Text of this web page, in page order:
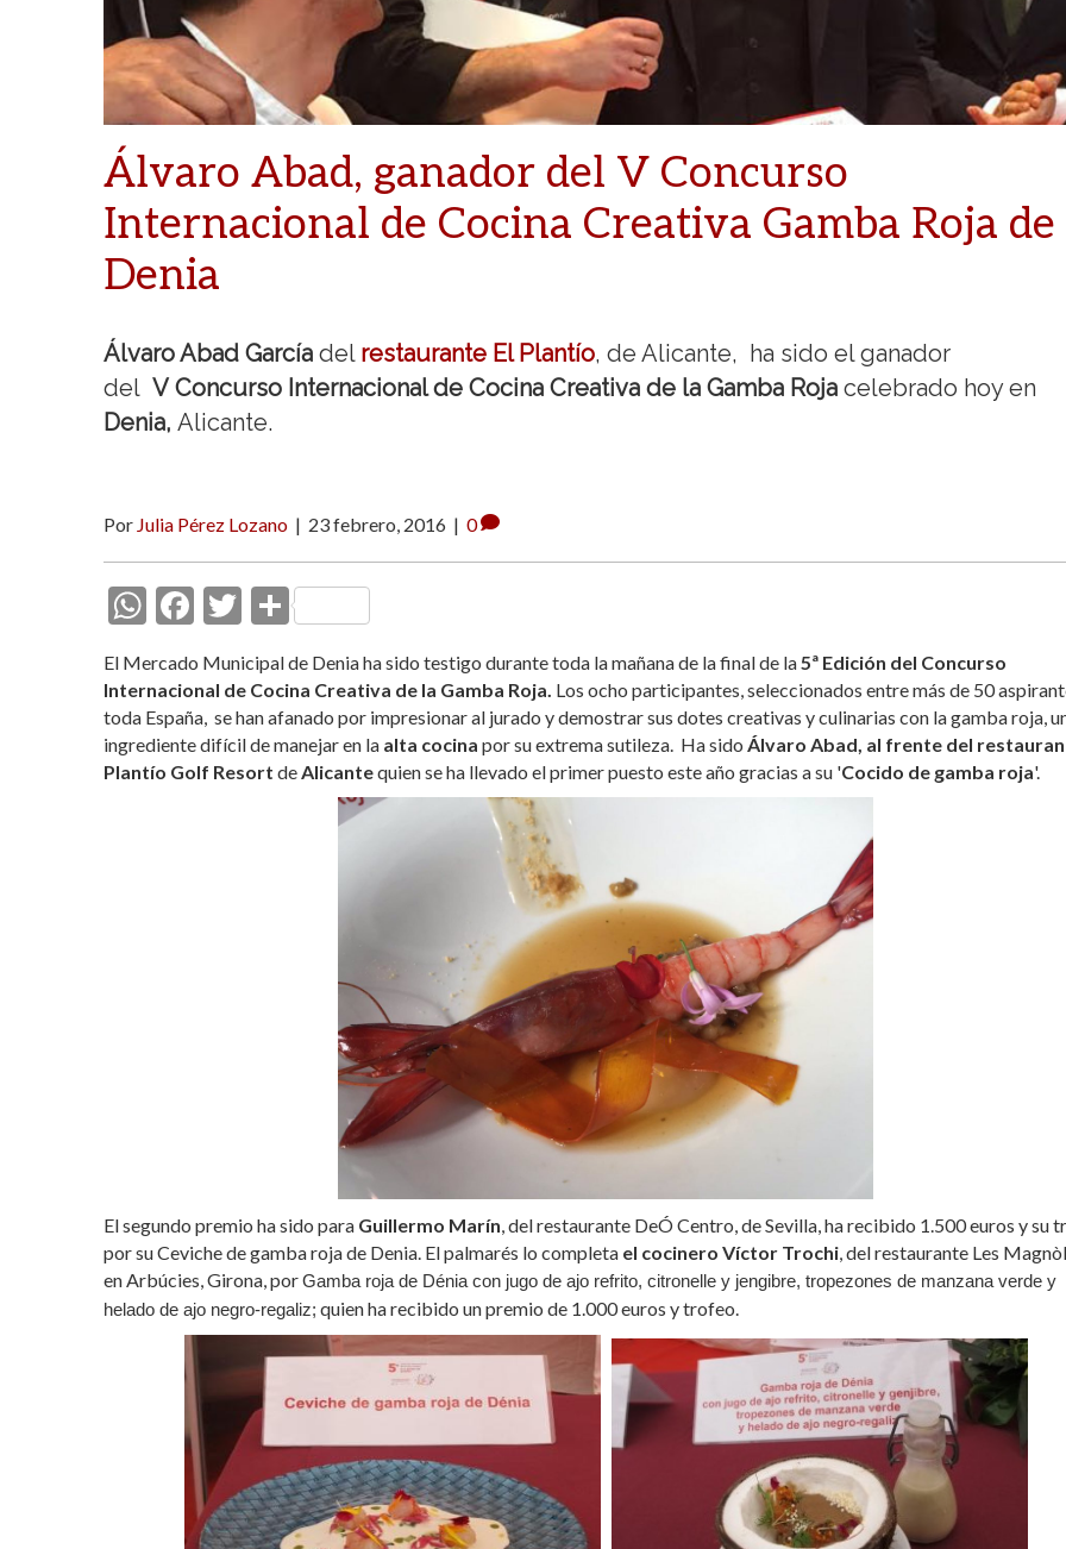
Álvaro Abad, ganador del V Concurso
Internacional de Cocina Creativa Gamba Roja de
Denia
Álvaro Abad García del restaurante El Plantío, de Alicante, ha sido el ganador
del V Concurso Internacional de Cocina Creativa de la Gamba Roja celebrado hoy en
Denia, Alicante.
Por Julia Pérez Lozano | 23 febrero, 2016 | 0
W
at
s
A
F
e
b
o
T
itt
er
C
m
p
ar
El Mercado Municipal de Denia ha sido testigo durante toda la mañana de la final de la5ª Edición del Concurso
Internacional de Cocina Creativa de la Gamba Roja. Los ocho participantes, seleccionados entre más de 50
toda España, se han afanado por impresionar al jurado y demostrar sus dotes creativas y culinarias con la gamba roja,
ingrediente difícil de manejar en la alta cocina por su extrema sutileza. Ha sido Álvaro Abad, al frente del
Plantío Golf Resort deAlicantequien se ha llevado el primer puesto este año gracias a su 'Cocido de gamba roja'.
El segundo premio ha sido para Guillermo Marín, del restaurante DeÓ Centro, de Sevilla, ha recibido 1.500 euros y su
por su Ceviche de gamba roja de Denia. El palmarés lo completa el cocinero Víctor Trochi, del restaurante Les
en Arbúcies, Girona, porGamba roja de Dénia con jugo de ajo refrito, citronelle y jengibre, tropezones de manzana verde y
helado de ajo negro-regaliz; quien ha recibido un premio de 1.000 euros y trofeo.